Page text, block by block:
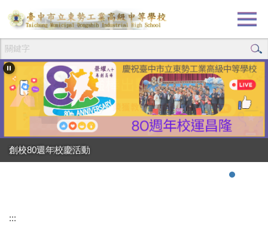
跳
到
要
內
容
區
創校80週年校慶活動
強棒出擊!!!狂賀校長
:::